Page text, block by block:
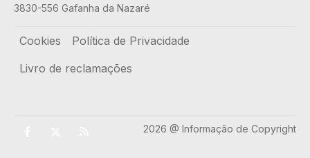
3830-556 Gafanha da Nazaré
Rodapé
Cookies
Política de Privacidade
Livro de reclamações
2026 @ Informação de Copyright